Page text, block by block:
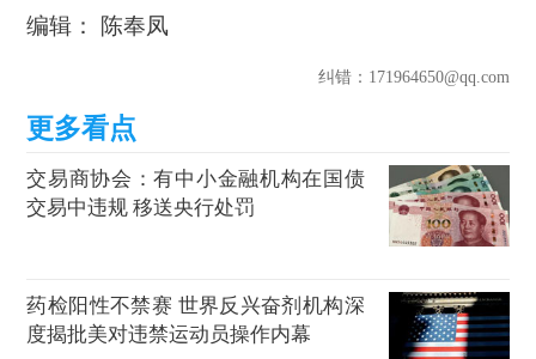
编辑： 陈奉凤
纠错：171964650@qq.com
交易商协会：有中小金融机构在国债
交易中违规 移送央行处罚
药检阳性不禁赛 世界反兴奋剂机构深
度揭批美对违禁运动员操作内幕